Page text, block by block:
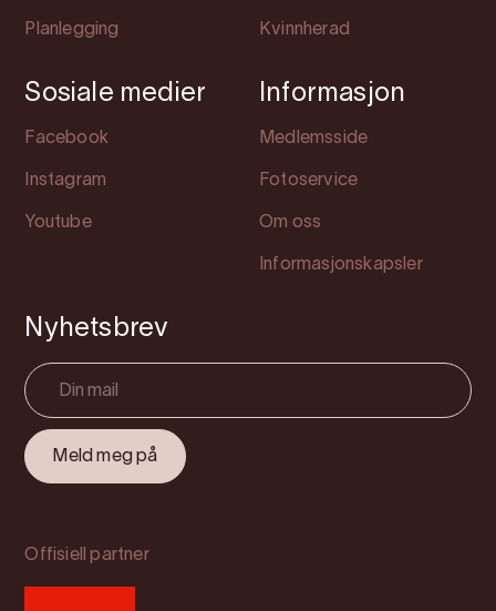
Planlegging Kvinnherad
Sosiale medier
Facebook
Instagram
Youtube
Informasjon
Medlemsside
Fotoservice
Om oss
Informasjonskapsler
Nyhetsbrev
Offisiell partner